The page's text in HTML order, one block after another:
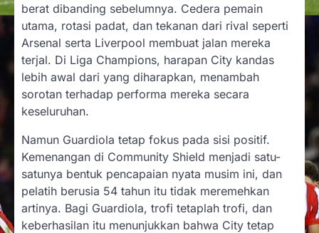
berat dibanding sebelumnya. Cedera pemain
utama, rotasi padat, dan tekanan dari rival seperti
Arsenal serta Liverpool membuat jalan mereka
terjal. Di Liga Champions, harapan City kandas
lebih awal dari yang diharapkan, menambah
sorotan terhadap performa mereka secara
keseluruhan.
Namun Guardiola tetap fokus pada sisi positif.
Kemenangan di Community Shield menjadi satu-
satunya bentuk pencapaian nyata musim ini, dan
pelatih berusia 54 tahun itu tidak meremehkan
artinya. Bagi Guardiola, trofi tetaplah trofi, dan
keberhasilan itu menunjukkan bahwa City tetap